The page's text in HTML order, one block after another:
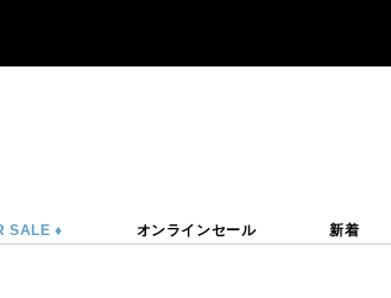
SALE ♦ オンラインセール 新着